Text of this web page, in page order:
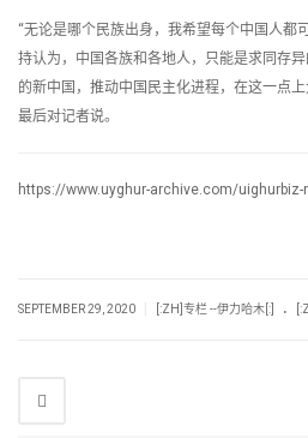
“无论是哪个民族出身，我希望每个中国人都
持认为，中国各族和各地人，只能是求同存
的新中国，推动中国民主化进程，在这一点
最后对记者说。
https://www.uyghur-archive.com/uighurbiz-
SEPTEMBER 29, 2020 [:ZH]专栏 --伊力哈木[:] .